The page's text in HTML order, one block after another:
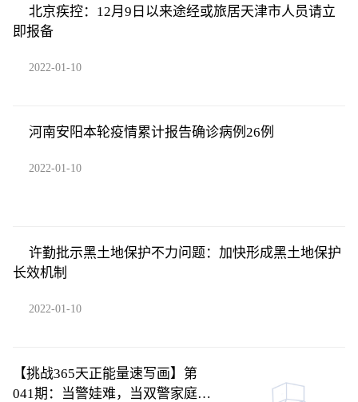
北京疾控：12月9日以来途经或旅居天津市人员请立
即报备
2022-01-10
河南安阳本轮疫情累计报告确诊病例26例
2022-01-10
许勤批示黑土地保护不力问题：加快形成黑土地保护
长效机制
2022-01-10
【挑战365天正能量速写画】第
041期：当警娃难，当双警家庭的